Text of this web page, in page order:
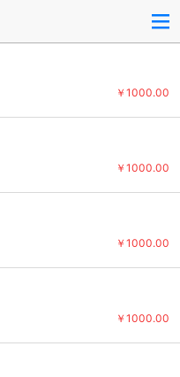
￥1000.00
￥1000.00
￥1000.00
￥1000.00